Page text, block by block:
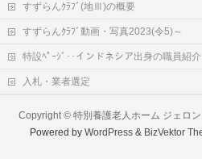
すずらんｸﾗﾌﾞ(地Ⅲ)の概要
すずらんｸﾗﾌﾞ動画・写真2023(令5)～
特設ﾍﾟｰｼﾞ‥インドネシア出身の職員紹介
入札・業者選定
Copyright ©特別養護老人ホーム ジェロ
Powered byWordPress & BizVektor